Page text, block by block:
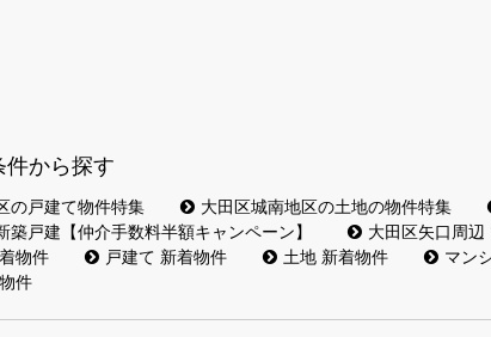
件から探す
の戸建て物件特集 大田区城南地区の土地の物件特集
築戸建【仲介手数料半額キャンペーン】
大田区矢口周
物件
戸建て 新着物件 土地 新着物件 マン
件